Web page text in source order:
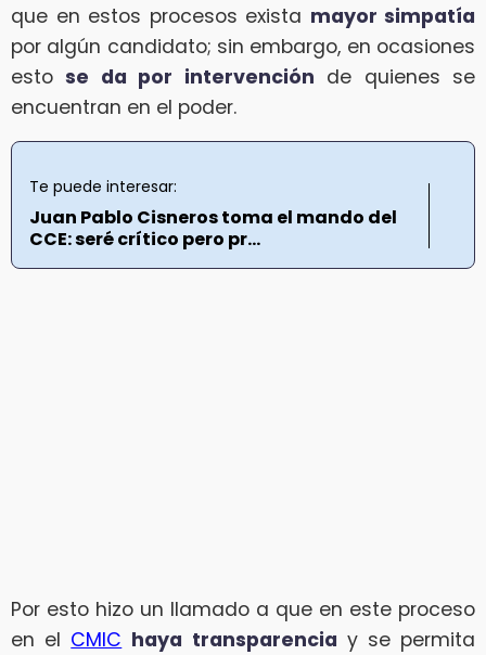
que en estos procesos exista mayor simpatía
por algún candidato; sin embargo, en ocasiones
estose da por intervención de quienes se
encuentran en el poder.
Te puede interesar:
Juan Pablo Cisneros toma el mando del
CCE: seré crítico pero pr...
Por esto hizo un llamado a que en este proceso
en el CMIC haya transparencia y se permita